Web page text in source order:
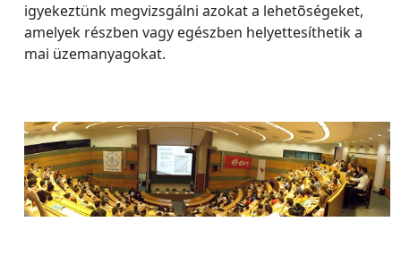
igyekeztünk megvizsgálni azokat a lehetõségeket,
amelyek részben vagy egészben helyettesíthetik a
mai üzemanyagokat.